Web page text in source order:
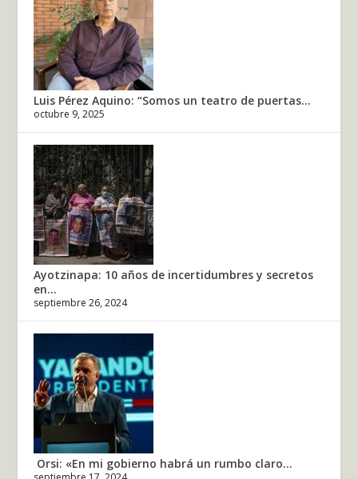
Luis Pérez Aquino: “Somos un teatro de puertas...
octubre 9, 2025
Ayotzinapa: 10 años de incertidumbres y secretos
en...
septiembre 26, 2024
Orsi: «En mi gobierno habrá un rumbo claro...